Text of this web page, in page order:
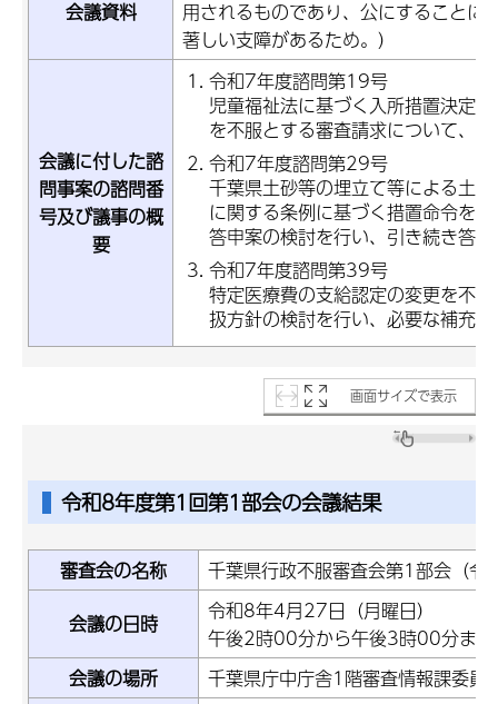
会議資料
用されるものであり、公にすることに
著しい支障があるため。）
会議に付した諮
問事案の諮問番
号及び議事の概
要
令和7年度諮問第19号
児童福祉法に基づく入所措置決定
を不服とする審査請求について、
令和7年度諮問第29号
千葉県土砂等の埋立て等による土
に関する条例に基づく措置命令を
答申案の検討を行い、引き続き答
令和7年度諮問第39号
特定医療費の支給認定の変更を不
扱方針の検討を行い、必要な補充
画面サイズで表示
令和8年度第1回第1部会の会議結果
審査会の名称
千葉県行政不服審査会第1部会（令
会議の日時
令和8年4月27日（月曜日）
午後2時00分から午後3時00分まで
会議の場所
千葉県庁中庁舎1階審査情報課委員